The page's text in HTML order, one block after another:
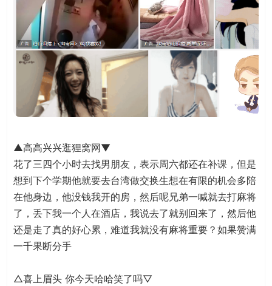
▲高高兴兴逛狸窝网▼
花了三四个小时去找男朋友，表示周六都还在补课，但是
想到下个学期他就要去台湾做交换生想在有限的机会多陪
在他身边，他没钱我开的房，然后呢兄弟一喊就去打麻将
了，丢下我一个人在酒店，我说去了就别回来了，然后他
还是走了真的好心累，难道我就没有麻将重要？如果赞满
一千果断分手
△喜上眉头 你今天哈哈笑了吗▽